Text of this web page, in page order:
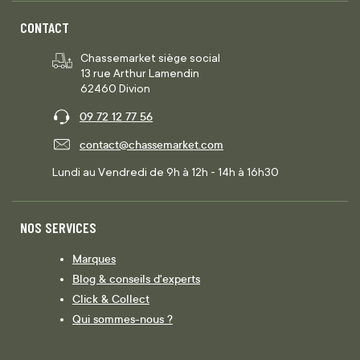
CONTACT
Chassemarket siège social
13 rue Arthur Lamendin
62460 Divion
09 72 12 77 56
contact@chassemarket.com
Lundi au Vendredi de 9h à 12h - 14h à 16h30
NOS SERVICES
Marques
Blog & conseils d'experts
Click & Collect
Qui sommes-nous ?